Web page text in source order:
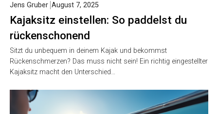
Kajaksitz einstellen: So paddelst du
rückenschonend
Jens Gruber August 7, 2025
Sitzt du unbequem in deinem Kajak und bekommst
Rückenschmerzen? Das muss nicht sein! Ein richtig eingestellter
Kajaksitz macht den Unterschied…